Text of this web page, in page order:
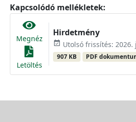
Kapcsolódó mellékletek:
Megnéz
Letöltés
Hirdetmény
event_available Utolsó frissítés: 2026.
907 KB PDF